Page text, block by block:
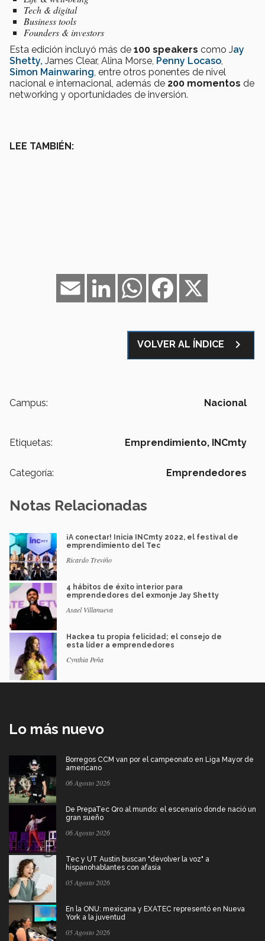
Tech & digital
Business tools
Founders & investors
Esta edición incluyó más de 100 speakers como Jay
Shetty, James Clear, Alina Morse, Penny Locaso,
Simon Mainwaring, entre otros ponentes de nivel
nacional e internacional, además de 200 momentos de
networking y oportunidades de inversión.
LEE TAMBIÉN:
Facebook
WhatsApp
LinkedIn
Email
VOLVER AL ÍNDICE navigate_next
Campus: Nacional
Etiquetas: Emprendimiento, INCmty
Categoría: Emprendedores
Notas Relacionadas
¡A conectar! Inicia INCmty 2022, el festival de
emprendimiento del Tec
Ricardo Treviño
4 hábitos de éxito interior para
emprendedores del exmonje Jay Shetty
Asael Villanueva
Hackea tu propia felicidad; el consejo de
esta líder a emprendedores
Cynthia Peña
Lo más nuevo
Borregos CCM van por el campeonato en Liga Mayor de
americano
06 Agosto 2026
De PrepaTec Qro al mundo: el escenario donde nació un
gran sueño
06 Agosto 2026
Tec y UT Austin buscan "devolver la voz" a
hispanohablantes con afasia
05 Agosto 2026
En la ONU: mexicana y EXATEC representó en Nueva
York a la juventud
05 Agosto 2026